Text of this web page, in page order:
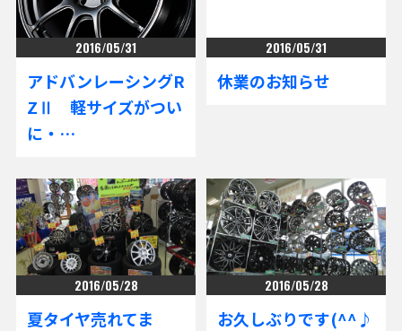
2016/05/31
アドバンレーシングR
ZⅡ 軽サイズがつい
に・…
2016/05/31
休業のお知らせ
2016/05/28
夏タイヤ売れてま
2016/05/28
お久しぶりです(^^♪